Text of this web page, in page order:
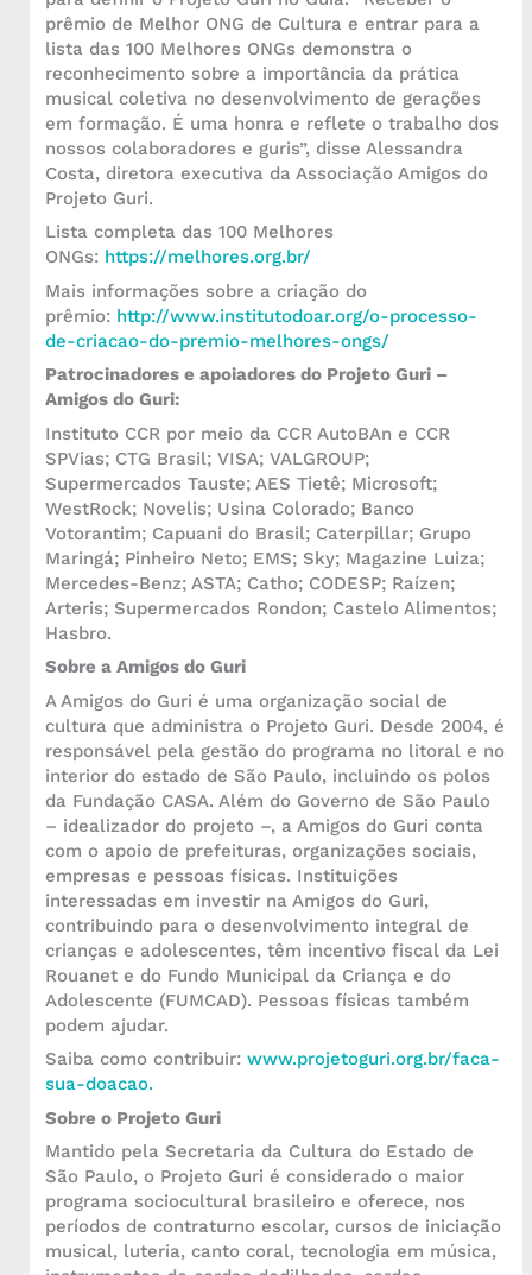
prêmio de Melhor ONG de Cultura e entrar para a
lista das 100 Melhores ONGs demonstra o
reconhecimento sobre a importância da prática
musical coletiva no desenvolvimento de gerações
em formação. É uma honra e reflete o trabalho dos
nossos colaboradores e guris”, disse Alessandra
Costa, diretora executiva da Associação Amigos do
Projeto Guri.
Lista completa das 100 Melhores
ONGs: https://melhores.org.br/
Mais informações sobre a criação do
prêmio: http://www.institutodoar.org/o-processo-
de-criacao-do-premio-melhores-ongs/
Patrocinadores e apoiadores do Projeto Guri –
Amigos do Guri:
Instituto CCR por meio da CCR AutoBAn e CCR
SPVias; CTG Brasil; VISA; VALGROUP;
Supermercados Tauste; AES Tietê; Microsoft;
WestRock; Novelis; Usina Colorado; Banco
Votorantim; Capuani do Brasil; Caterpillar; Grupo
Maringá; Pinheiro Neto; EMS; Sky; Magazine Luiza;
Mercedes-Benz; ASTA; Catho; CODESP; Raízen;
Arteris; Supermercados Rondon; Castelo Alimentos;
Hasbro.
Sobre a Amigos do Guri
A Amigos do Guri é uma organização social de
cultura que administra o Projeto Guri. Desde 2004, é
responsável pela gestão do programa no litoral e no
interior do estado de São Paulo, incluindo os polos
da Fundação CASA. Além do Governo de São Paulo
– idealizador do projeto –, a Amigos do Guri conta
com o apoio de prefeituras, organizações sociais,
empresas e pessoas físicas. Instituições
interessadas em investir na Amigos do Guri,
contribuindo para o desenvolvimento integral de
crianças e adolescentes, têm incentivo fiscal da Lei
Rouanet e do Fundo Municipal da Criança e do
Adolescente (FUMCAD). Pessoas físicas também
podem ajudar.
Saiba como contribuir: www.projetoguri.org.br/faca-
sua-doacao.
Sobre o Projeto Guri
Mantido pela Secretaria da Cultura do Estado de
São Paulo, o Projeto Guri é considerado o maior
programa sociocultural brasileiro e oferece, nos
períodos de contraturno escolar, cursos de iniciação
musical, luteria, canto coral, tecnologia em música,